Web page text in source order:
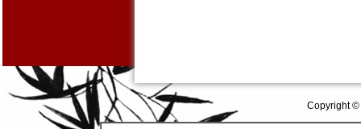
Copyright ©